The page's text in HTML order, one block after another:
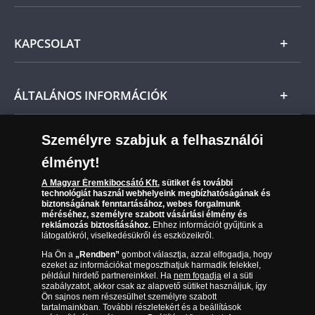
előzetes várakozásait, a vonatkozó jogszabályok
és a kézhezvételtől számított 14 napon belül
visszaküldheti. A
mennyiben időközben kifizette a
termék árát, akkor azt visszatérítjük Önnek.
Magyar
Reklamáció
Visszaküldés
Elállási űrlap
KAPCSOLAT
Ügyfélszolgálat
Leiratkozás a hírlevélről
Karrier
ÁLTALÁNOS INFORMÁCIÓK
Sütik (cookies) használata
Süti (cookies)Beállítások
Társaságunkról
Az érmék és érmek ára és értéke
Gyakran ismételt kérdések
Adatkezelés
06 80 888 889
(díjmentesen hívható hétfőtől csütörtökig 9.00 és 17.00
óra között, péntekenként 9.00 és 15.00 óra között)
Személyre szabjuk a felhasználói
élményt!
A Magyar Éremkibocsátó Kft.sütiket és további
technológiát használ webhelyeink megbízhatóságának és
biztonságának fenntartásához, webes forgalmunk
méréséhez, személyre szabott vásárlási élmény és
reklámozás biztosításához.Ehhez információt gyűjtünk a
látogatókról, viselkedésükről és eszközeikről.
Ha Ön a „Rendben”gombot választja, azzal elfogadja, hogy
ezeket az információkat megoszthatjuk harmadik felekkel,
például hirdető partnereinkkel. Ha nem fogadjael a süti
szabályzatot, akkor csak az alapvető sütiket használjuk, így
Ön sajnos nem részesülhet személyre szabott
tartalmainkban. További részletekért és a beállítások